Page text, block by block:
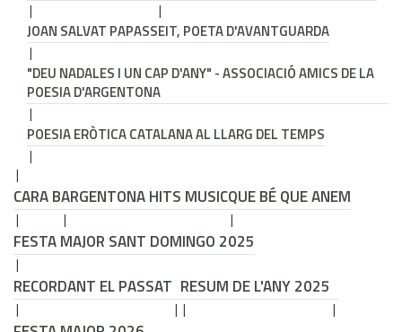
JOAN SALVAT PAPASSEIT, POETA D'AVANTGUARDA
"DEU NADALES I UN CAP D'ANY" - ASSOCIACIÓ AMICS DE LA
POESIA D'ARGENTONA
POESIA ERÒTICA CATALANA AL LLARG DEL TEMPS
CARA BARGENTONA HITS MUSICQUE BÉ QUE ANEM
FESTA MAJOR SANT DOMINGO 2025
RECORDANT EL PASSAT RESUM DE L'ANY 2025